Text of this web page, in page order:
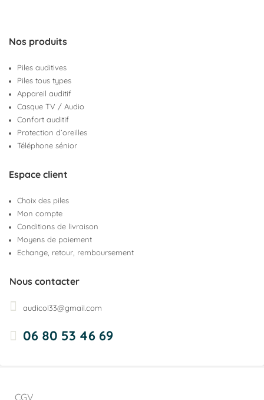
Nos produits
Piles auditives
Piles tous types
Appareil auditif
Casque TV / Audio
Confort auditif
Protection d’oreilles
Téléphone sénior
Espace client
Choix des piles
Mon compte
Conditions de livraison
Moyens de paiement
Echange, retour, remboursement
Nous contacter
audicol33@gmail.com
06 80 53 46 69
CGV